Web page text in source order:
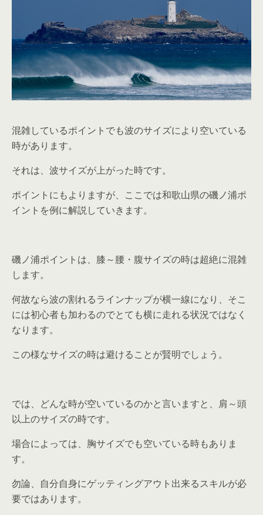
混雑しているポイントでも波のサイズにより空いている
時があります。
それは、波サイズが上がった時です。
ポイントにもよりますが、ここでは和歌山県の磯ノ浦ポ
イントを例に解説していきます。
磯ノ浦ポイントは、膝～腰・腹サイズの時は超絶に混雑
します。
何故なら波の割れるラインナップが横一線になり、そこ
には初心者も加わるのでとても横に走れる状況ではなく
なります。
この様なサイズの時は避けることが賢明でしょう。
では、どんな時が空いているのかと言いますと、肩～頭
以上のサイズの時です。
場合によっては、胸サイズでも空いている時もありま
す。
勿論、自分自身にゲッティングアウト出来るスキルが必
要ではあります。